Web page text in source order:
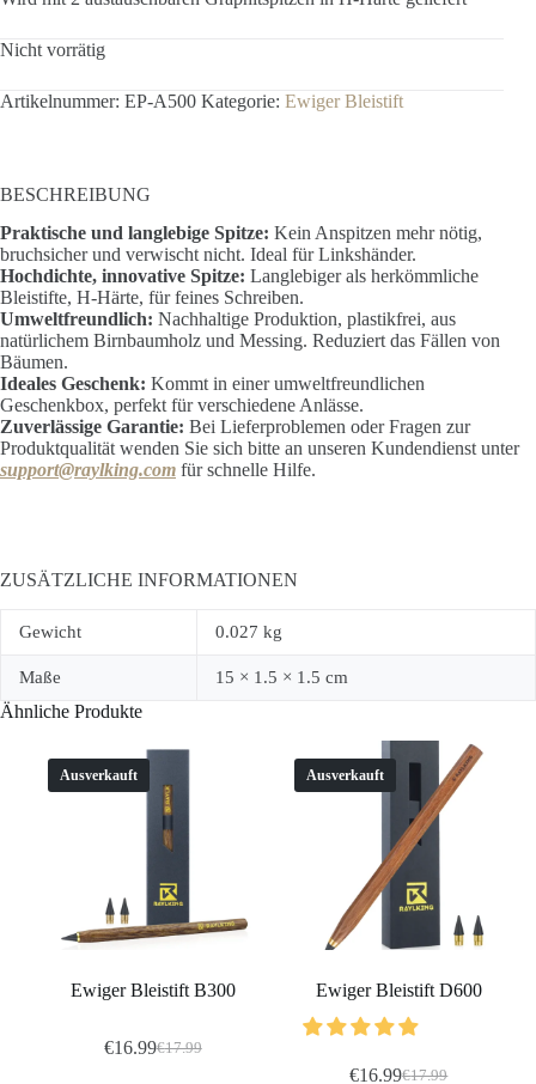
Nicht vorrätig
Artikelnummer: EP-A500 Kategorie: Ewiger Bleistift
BESCHREIBUNG
Praktische und langlebige Spitze: Kein Anspitzen mehr nötig,
bruchsicher und verwischt nicht. Ideal für Linkshänder.
Hochdichte, innovative Spitze: Langlebiger als herkömmliche
Bleistifte, H-Härte, für feines Schreiben.
Umweltfreundlich: Nachhaltige Produktion, plastikfrei, aus
natürlichem Birnbaumholz und Messing. Reduziert das Fällen von
Bäumen.
Ideales Geschenk: Kommt in einer umweltfreundlichen
Geschenkbox, perfekt für verschiedene Anlässe.
Zuverlässige Garantie: Bei Lieferproblemen oder Fragen zur
Produktqualität wenden Sie sich bitte an unseren Kundendienst unter
support@raylking.com für schnelle Hilfe.
ZUSÄTZLICHE INFORMATIONEN
Gewicht 0.027 kg
Maße 15 × 1.5 × 1.5 cm
Ähnliche Produkte
Ausverkauft
Ewiger Bleistift B300
€17.99
Ursprünglicher
€16.99Aktueller
Ausverkauft
Ewiger Bleistift D600
€17.99
€16.99